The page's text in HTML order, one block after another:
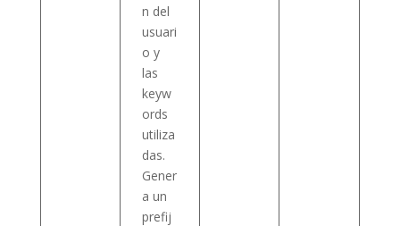
n del
usuari
o y
las
keyw
ords
utiliza
das.
Gener
a un
prefij